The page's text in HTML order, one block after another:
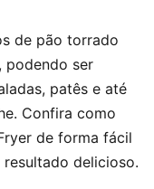
de pão torrado
, podendo ser
patês e até
Confira como
de forma fácil
delicioso.